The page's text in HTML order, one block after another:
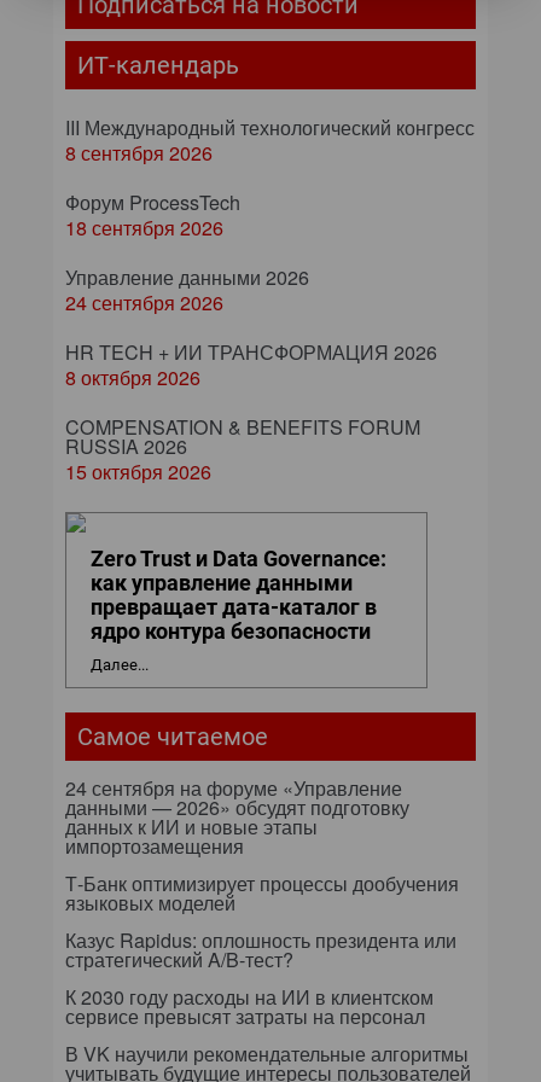
ИТ-календарь
III Международный технологический конгресс
8 сентября 2026
Форум ProcessTech
18 сентября 2026
Управление данными 2026
24 сентября 2026
HR TECH + ИИ ТРАНСФОРМАЦИЯ 2026
8 октября 2026
COMPENSATION & BENEFITS FORUM
RUSSIA 2026
15 октября 2026
Zero Trust и Data Governance:
как управление данными
превращает дата-каталог в
ядро контура безопасности
Далее...
Самое читаемое
24 сентября на форуме «Управление
данными — 2026» обсудят подготовку
данных к ИИ и новые этапы
импортозамещения
Т-Банк оптимизирует процессы дообучения
языковых моделей
Казус Rapidus: оплошность президента или
стратегический A/B-тест?
К 2030 году расходы на ИИ в клиентском
сервисе превысят затраты на персонал
В VK научили рекомендательные алгоритмы
учитывать будущие интересы пользователей